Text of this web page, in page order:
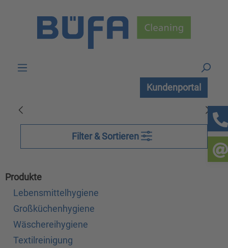
Kundenportal
Filter & Sortieren
Produkte
Lebensmittelhygiene
Großküchenhygiene
Wäschereihygiene
Textilreinigung